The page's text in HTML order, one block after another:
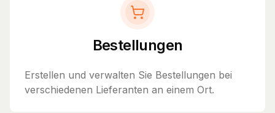
Bestellungen
Erstellen und verwalten Sie Bestellungen bei
verschiedenen Lieferanten an einem Ort.